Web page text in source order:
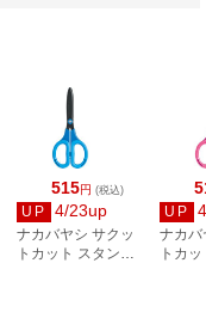
515円 (税込)
UP 4/23up
ナカバヤシ サクッ
トカット スタンダ
UP
ナカバ
トカ